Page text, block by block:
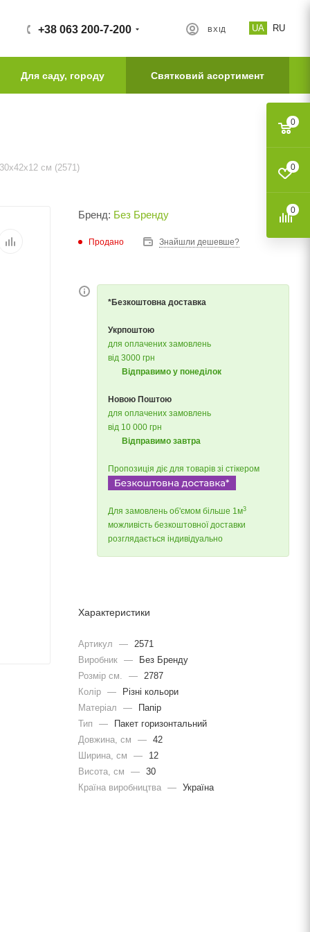
UA RU
ВХІД
+38 063 200-7-200
Для саду, городу Святковий асортимент
см (2571)
Бренд: Без Бренду
Продано Знайшли дешевше?
*Безкоштовна доставка
Укрпоштою
для оплачених замовлень
від 3000 грн
Відправимо у понеділок
Новою Поштою
для оплачених замовлень
від 10 000 грн
Відправимо завтра
Пропозиція діє для товарів зі стікером
Для замовлень об'ємом більше 1м3
можливість безкоштовної доставки
розглядається індивідуально
Характеристики
Артикул —
2571
Виробник —
Без Бренду
Розмір см.
—
2787
Колір —
Різні кольори
Матеріал
—
Папір
Тип
—
Пакет горизонтальний
Довжина, cм
— 42
Ширина, cм
—
12
Висота, см
— 30
Країна виробництва — Україна
0
0
0